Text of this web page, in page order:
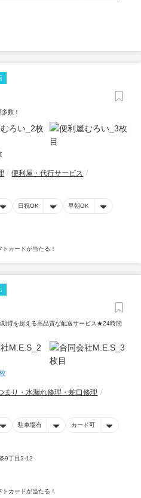
数！
便利屋・代行サービス
日祝OK 早朝OK
カードが当たる！
待を超える高品質な配送サービス★24時間
まり・水漏れ修理・蛇口修理
駐車場有 カード可
9丁目2-12
カードが当たる！